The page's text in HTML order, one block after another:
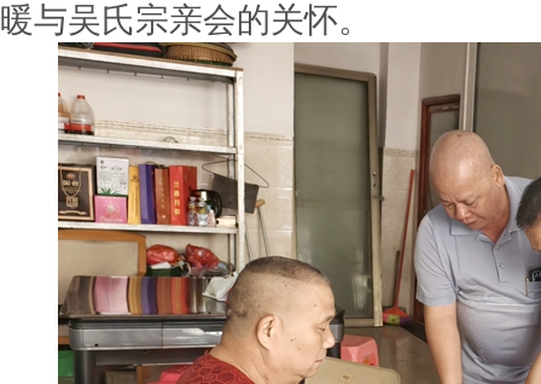
暖与吴氏宗亲会的关怀。